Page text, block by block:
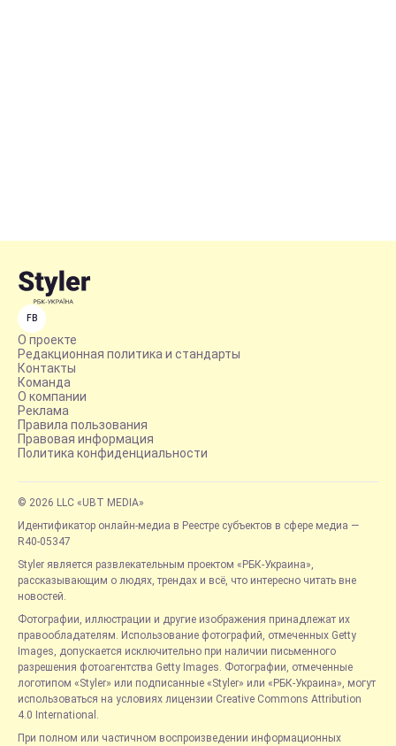
FB
О проекте
Редакционная политика и стандарты
Контакты
Команда
О компании
Реклама
Правила пользования
Правовая информация
Политика конфиденциальности
© 2026 LLC «UBT MEDIA»
Идентификатор онлайн-медиа в Реестре субъектов в сфере медиа —
R40-05347
Styler является развлекательным проектом «РБК-Украина»,
рассказывающим о людях, трендах и всё, что интересно читать вне
новостей.
Фотографии, иллюстрации и другие изображения принадлежат их
правообладателям. Использование фотографий, отмеченных Getty
Images, допускается исключительно при наличии письменного
разрешения фотоагентства Getty Images. Фотографии, отмеченные
логотипом «Styler» или подписанные «Styler» или «РБК-Украина», могут
использоваться на условиях лицензии Creative Commons Attribution
4.0 International.
При полном или частичном воспроизведении информационных